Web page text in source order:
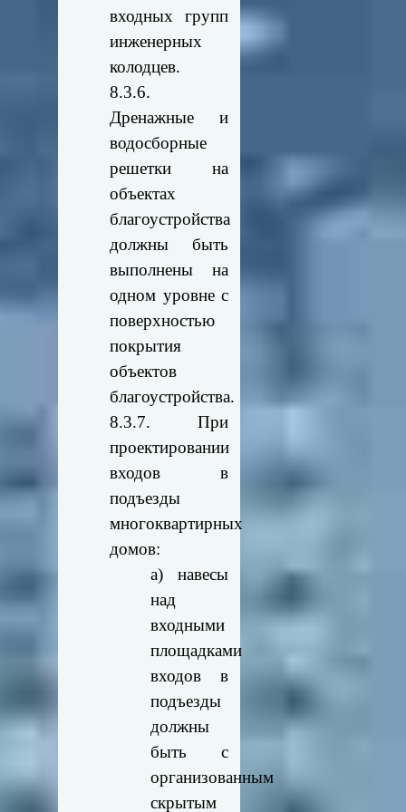
входных групп
инженерных
колодцев.
8.3.6.
Дренажные и
водосборные
решетки на
объектах
благоустройства
должны быть
выполнены на
одном уровне с
поверхностью
покрытия
объектов
благоустройства.
8.3.7. При
проектировании
входов в
подъезды
многоквартирных
домов:
а) навесы
над
входными
площадками
входов в
подъезды
должны
быть с
организованным
скрытым